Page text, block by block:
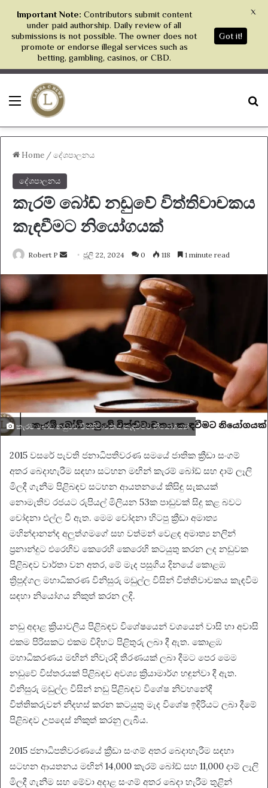
Menu
Home /දේශපාලනය
දේශපාලනය
කැරම් බෝඩ් නඩුවේ විත්තිවාචකය
කැඳවීමට නියෝගයක්
Robert P
Send ජූලි 22, 2024 0 118 1 minute read
කැරම් බෝඩ් නඩුවේ විත්තිවාචකය කැඳවීමට නියෝගයක්
2015 වසරේ පැවති ජනාධිපතිවරණ සමයේ ජාතික ක්‍රීඩා සංගම්
අතර බෙදාහැරීම සඳහා සටහන මඟින් කැරම් බෝඩ් සහ දාම් ලෑලි
මිලදී ගැනීම පිළිබඳව සටහන ආයතනයේ කිසිඳු සැකයක්
නොමැතිව රජයට රුපියල් මිලියන 53ක පාඩුවක් සිදු කළ බවට
චෝදනා එල්ල වී ඇත. මෙම චෝදනා හිටපු ක්‍රීඩා අමාත්‍ය
මහින්දානන්ද අලුත්ගමගේ සහ වත්මන් වෙළඳ අමාත්‍ය නලින්
ප්‍රනාන්දුට එරෙහිව කෙරෙහි කෙරෙහි කටයුතු කරන ලද නඩුවක
පිළිබඳව වාර්තා වන අතර, මේ මැද පසුගිය දිනයේ කොළඹ
ත්‍රිපුද්ගල මහාධිකරණ විනිසුරු මඩුල්ල විසින් විත්තිවාචකය කැඳවීම
සඳහා නියෝගය නිකුත් කරන ලදි.
නඩු අදාළ ක්‍රියාවලිය පිළිබඳව විශේෂයෙන් වශයෙන් වාසි හා අවාසි
එකම පිරිසකට එකම විදිහට පිළිතුරු ලබා දී ඇත. කොළඹ
මහාධිකරණය මඟින් නිවැරදි තීරණයක් ලබා දීමට පෙර මෙම
නඩුවේ විස්තරයක් පිළිබඳව අවශ්‍ය ක්‍රියාමාර්ග හඳුන්වා දී ඇත.
විනිසුරු මඩුල්ල විසින් නඩු පිළිබඳව විශේෂ නිවහනේදී
විත්තිකරුවන් නිදහස් කරන කටයුතු මැද විශේෂ ඉදිරියට ලබා දීමේ
පිළිබඳව උපදෙස් නිකුත් කරනු ලැබීය.
2015 ජනාධිපතිවරණයේ ක්‍රීඩා සංගම් අතර බෙදාහැරීම සඳහා
සටහන ආයතනය මඟින් 14,000 කැරම් බෝඩ් සහ 11,000 දාම් ලෑලි
මිලදී ගැනීම සහ මේවා අදාළ සංගම් අතර බෙදා හැරීම තුළින්
Important Note: Contributors submit content
under paid authorship. Daily review of all
submissions is not possible. The owner does not
promote or endorse illegal services such as
betting, gambling, casinos, or CBD.
Got it!
X